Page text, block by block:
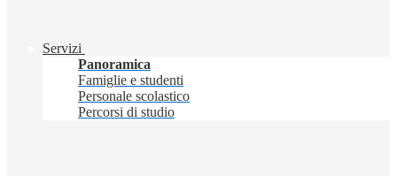
Servizi
Panoramica
Famiglie e studenti
Personale scolastico
Percorsi di studio